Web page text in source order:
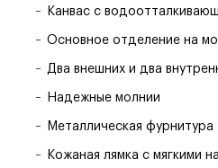
Канвас с
Основное отделение на
Два внешних и два
Надежные молнии
Металлическая фурнитура
Кожаная лямка с мягкими